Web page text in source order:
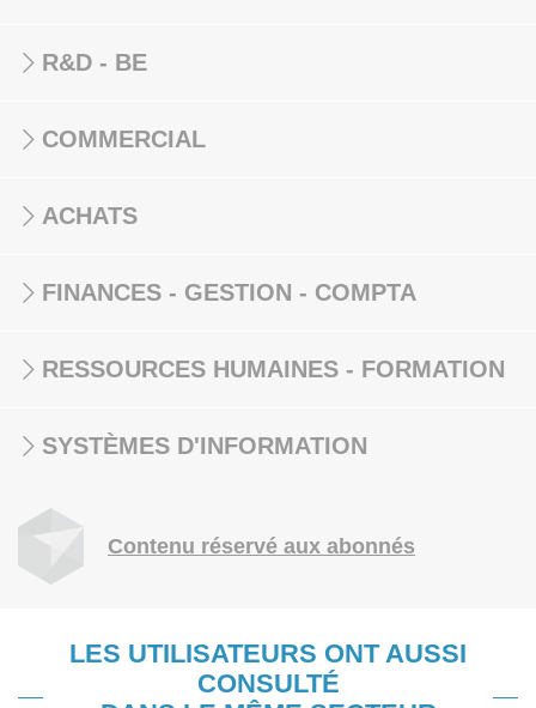
R&D - BE
COMMERCIAL
ACHATS
FINANCES - GESTION - COMPTA
RESSOURCES HUMAINES - FORMATION
SYSTÈMES D'INFORMATION
Contenu réservé aux abonnés
LES UTILISATEURS ONT AUSSI
CONSULTÉ